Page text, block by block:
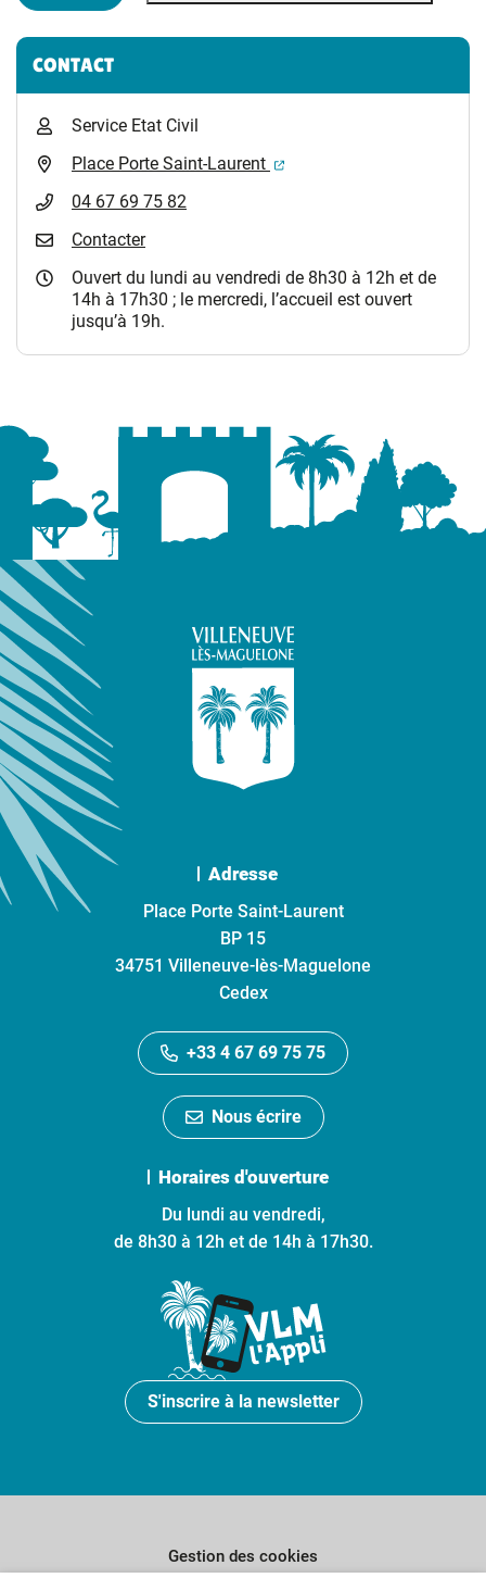
Informations complémentaires
CONTACT
Service Etat Civil
Place Porte Saint-Laurent
(ouverture dans un
04 67 69 75 82
Contacter
Ouvert du lundi au vendredi de 8h30 à 12h et de
14h à 17h30 ; le mercredi, l’accueil est ouvert
jusqu’à 19h.
Adresse
Place Porte Saint-Laurent
BP 15
34751 Villeneuve-lès-Maguelone
Cedex
+33 4 67 69 75 75
Nous écrire
Horaires d'ouverture
Du lundi au vendredi,
de 8h30 à 12h et de 14h à 17h30.
S'inscrire à la newsletter
Gestion des cookies